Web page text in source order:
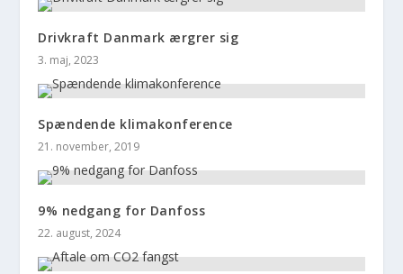
Drivkraft Danmark ærgrer sig
3. maj, 2023
Spændende klimakonference
21. november, 2019
9% nedgang for Danfoss
22. august, 2024